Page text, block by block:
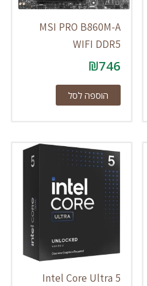
MSI PRO B860M-A
WIFI DDR5
₪746
הוספה לסל
Intel Core Ultra 5